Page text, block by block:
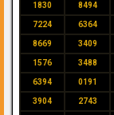
1830 8494
7224 6364
8669 3409
1576 3488
6394 0191
3904 2743